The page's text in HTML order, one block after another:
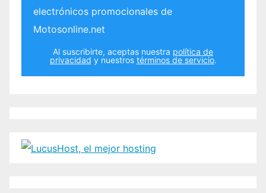
electrónicos promocionales de
Motosonline.net
Al suscribirte, aceptas nuestra política de
privacidad y nuestros términos de servicio.